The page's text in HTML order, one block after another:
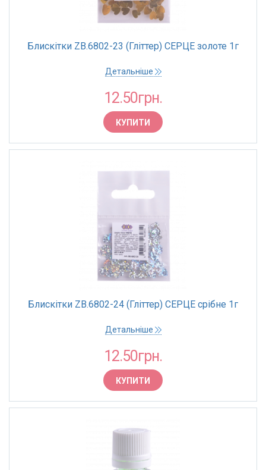
Блискітки ZB.6802-23 (Гліттер) СЕРЦЕ золоте 1г
Детальніше
12.50грн.
КУПИТИ
Блискітки ZB.6802-24 (Гліттер) СЕРЦЕ срібне 1г
Детальніше
12.50грн.
КУПИТИ